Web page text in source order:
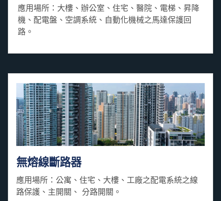
應用場所：大樓、辦公室、住宅、醫院、電梯、昇降
機、配電盤、空調系統、自動化機械之馬達保護回
路。
無熔線斷路器
應用場所：公寓、住宅、大樓、工廠之配電系統之線
路保護、主開關、 分路開關。